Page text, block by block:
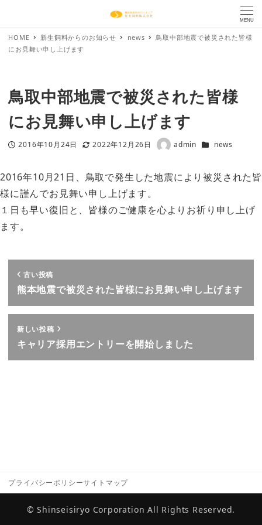
MENU
HOME 新生飼料からのお知らせ news
鳥取中部地震で被災された皆様
にお見舞い申し上げます
鳥取中部地震で被災された皆様
にお見舞い申し上げます
投稿日
2016年10月24日
更新日
2022年12月26日
著
admin カテゴリー
news
2016年10月21日、鳥取で発生した地震により被災された皆
様に謹んでお見舞い申し上げます。
１日も早い復旧と、皆様のご健康を心よりお祈り申し上げ
ます。
古い投稿
熊本地震で被災された皆様にお見舞い申し上げます
新しい投稿
キャリア採用エントリーを開始しました
プライバシーポリシーサイトマップ
© Shinseisiryo Corporation All Rights Reserved.